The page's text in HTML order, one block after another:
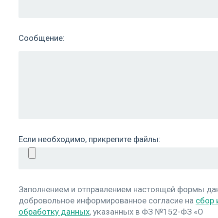
Сообщение:
Если необходимо, прикрепите файлы:
Заполнением и отправлением настоящей формы
добровольное информированное согласие на сбор
обработку данных, указанных в ФЗ №152-ФЗ «О